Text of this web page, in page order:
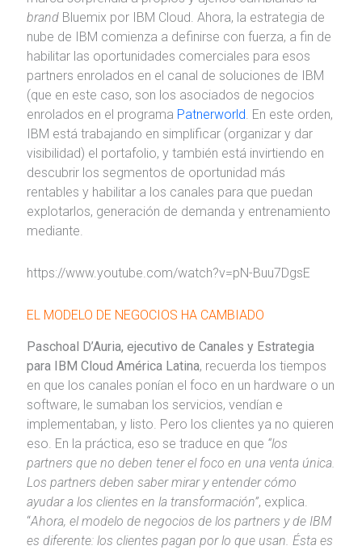
brandBluemix por IBM Cloud. Ahora, la estrategia de
nube de IBM comienza a definirse con fuerza, a fin de
habilitar las oportunidades comerciales para esos
partners enrolados en el canal de soluciones de IBM
(que en este caso, son los asociados de negocios
enrolados en el programa Patnerworld. En este orden,
IBM está trabajando en simplificar (organizar y dar
visibilidad) el portafolio, y también está invirtiendo en
descubrir los segmentos de oportunidad más
rentables y habilitar a los canales para que puedan
explotarlos, generación de demanda y entrenamiento
mediante.
https://www.youtube.com/watch?v=pN-Buu7DgsE
EL MODELO DE NEGOCIOS HA CAMBIADO
Paschoal D’Auria, ejecutivo de Canales y Estrategia
para IBM Cloud América Latina, recuerda los tiempos
en que los canales ponían el foco en un hardware o un
software, le sumaban los servicios, vendían e
implementaban, y listo. Pero los clientes ya no quieren
eso. En la práctica, eso se traduce en que “los
partners que no deben tener el foco en una venta única.
Los partners deben saber mirar y entender cómo
ayudar a los clientes en la transformación”, explica.
“Ahora, el modelo de negocios de los partners y de IBM
es diferente: los clientes pagan por lo que usan. Ésta es